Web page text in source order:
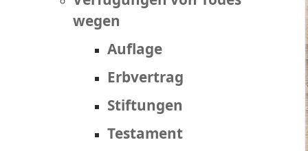
wegen
Auflage
Erbvertrag
Stiftungen
Testament